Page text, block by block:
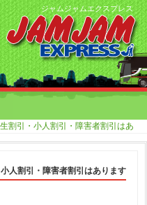
ジャムジャムエクスプレス
引・小人割引・障害者割引はあ
人割引・障害者割引はあります